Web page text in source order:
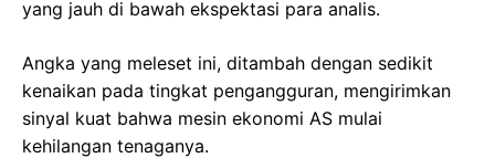
yang jauh di bawah ekspektasi para analis.
Angka yang meleset ini, ditambah dengan sedikit
kenaikan pada tingkat pengangguran, mengirimkan
sinyal kuat bahwa mesin ekonomi AS mulai
kehilangan tenaganya.